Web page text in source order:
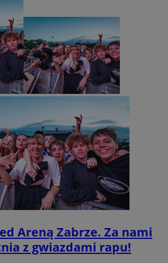
Areną Zabrze. Za nami
z gwiazdami rapu!